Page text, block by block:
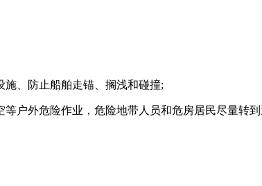
、防止船舶走锚、搁浅和碰撞;
外危险作业，危险地带人员和危房居民尽量转到